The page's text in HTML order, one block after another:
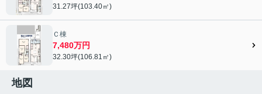
31.27坪(103.40㎡)
Ｃ棟
7,480万円
32.30坪(106.81㎡)
地図